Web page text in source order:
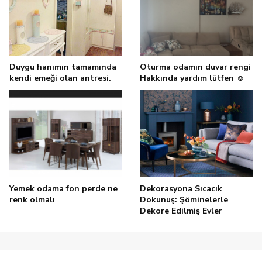
Duygu hanımın tamamında
kendi emeği olan antresi.
Oturma odamın duvar rengi
Hakkında yardım lütfen ☺️
Yemek odama fon perde ne
renk olmalı
Dekorasyona Sıcacık
Dokunuş: Şöminelerle
Dekore Edilmiş Evler